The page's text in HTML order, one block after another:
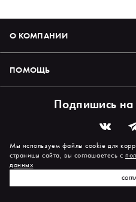
О КОМПАНИИ
ПОМОЩЬ
Подпишись на
Мы используем файлы cookie для
страницы сайта, вы соглашаетесь с
данных